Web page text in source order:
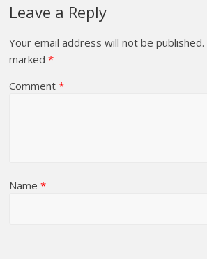
Leave a Reply
Your email address will not be published.
marked*
Comment*
Name*